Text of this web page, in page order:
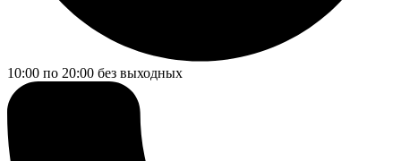
10:00 по 20:00 без выходных